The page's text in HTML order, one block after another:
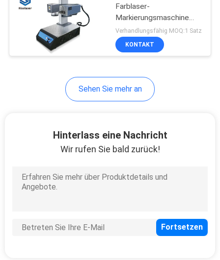
Metall3d
Laser-Dampf-
Abluftsysteme
Farblaser-
Markierungsmaschine
Plastikuv-laser-
Markierung
Verhandlungsfähig MOQ:1 Satz
KONTAKT
Sehen Sie mehr an
Hinterlass eine Nachricht
Wir rufen Sie bald zurück!